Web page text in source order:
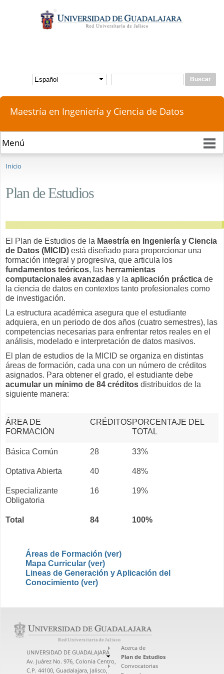
contenido
principal
Formulario de búsqueda
Buscar
Maestría en Ingeniería y Ciencia de Datos
Inicio
Plan de Estudios
El Plan de Estudios de la Maestría en Ingeniería y Ciencia
de Datos (MICID) está diseñado para proporcionar una
formación integral y progresiva, que articula los
fundamentos teóricos, las herramientas
computacionales avanzadas y la aplicación práctica de
la ciencia de datos en contextos tanto profesionales como
de investigación.
La estructura académica asegura que el estudiante
adquiera, en un periodo de dos años (cuatro semestres), las
competencias necesarias para enfrentar retos reales en el
análisis, modelado e interpretación de datos masivos.
El plan de estudios de la MICID se organiza en distintas
áreas de formación, cada una con un número de créditos
asignados. Para obtener el grado, el estudiante debe
acumular un mínimo de 84 créditos distribuidos de la
siguiente manera:
ÁREA DE
FORMACIÓN
CRÉDITOSPORCENTAJE DEL
TOTAL
Básica Común 28 33%
Optativa Abierta 40 48%
Especializante
Obligatoria
16 19%
Total 84 100%
Áreas de Formación (ver)
Mapa Curricular (ver)
Lineas de Generación y Aplicación del
Conocimiento (ver)
UNIVERSIDAD DE GUADALAJARA
Av. Juárez No. 976, Colonia Centro,
C.P. 44100, Guadalajara, Jalisco,
Acerca de
Plan de Estudios
Convocatorias